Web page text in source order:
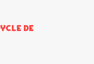
de